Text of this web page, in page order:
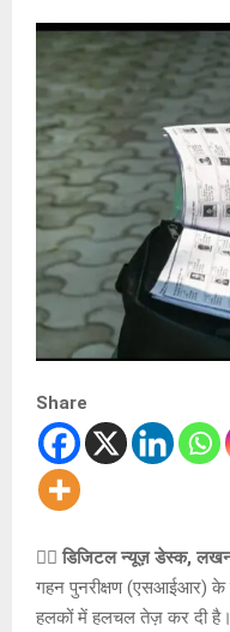
Share
✍🏻 डिजिटल न्यूज़ डेस्क,
गहन पुनरीक्षण (एसआईआर) के
हलकों में हलचल तेज़ कर दी है।